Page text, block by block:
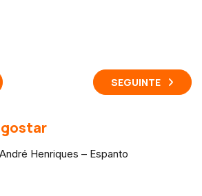
SEGUINTE
gostar
André Henriques – Espanto